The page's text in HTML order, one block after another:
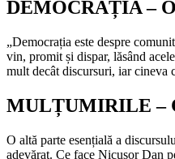
DEMOCRAȚIA –
„Democrația este despre
vin, promit și dispar, lăsând
mult decât discursuri, iar cineva
MULȚUMIRILE –
O altă parte esențială a
adevărat. Ce face Nicușor Dan